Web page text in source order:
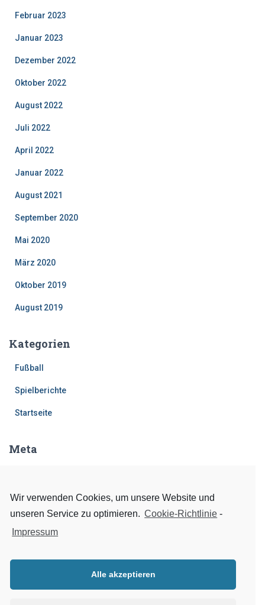
Februar 2023
Januar 2023
Dezember 2022
Oktober 2022
August 2022
Juli 2022
April 2022
Januar 2022
August 2021
September 2020
Mai 2020
März 2020
Oktober 2019
August 2019
Kategorien
Fußball
Spielberichte
Startseite
Meta
Eintrags-Feed
Kommentar-Feed
Wir verwenden Cookies, um unsere Website und
unseren Service zu optimieren. Cookie-Richtlinie -
Impressum
Alle akzeptieren